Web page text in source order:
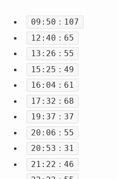
09:50：107
12:40：65
13:26：55
15:25：49
16:04：61
17:32：68
19:37：37
20:06：55
20:53：31
21:22：46